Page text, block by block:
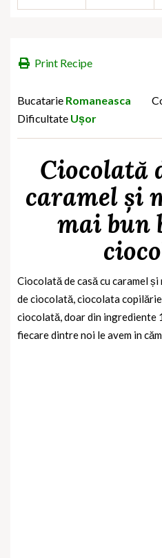
Print Recipe
Bucatarie Romaneasca
Dificultate Ușor
Ciocolată
caramel și
mai bun
Ciocolată de casă cu caramel
de ciocolată, ciocolata
ciocolată, doar din ingrediente
fiecare dintre noi le avem in